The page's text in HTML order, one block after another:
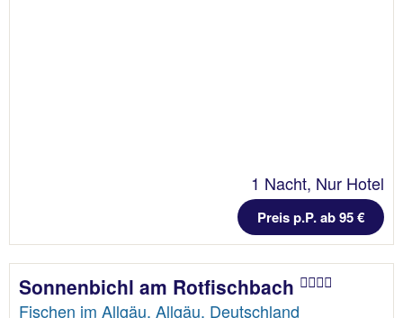
1 Nacht, Nur Hotel
Preis p.P. ab 95 €
Sonnenbichl am Rotfischbach
Fischen im Allgäu, Allgäu, Deutschland